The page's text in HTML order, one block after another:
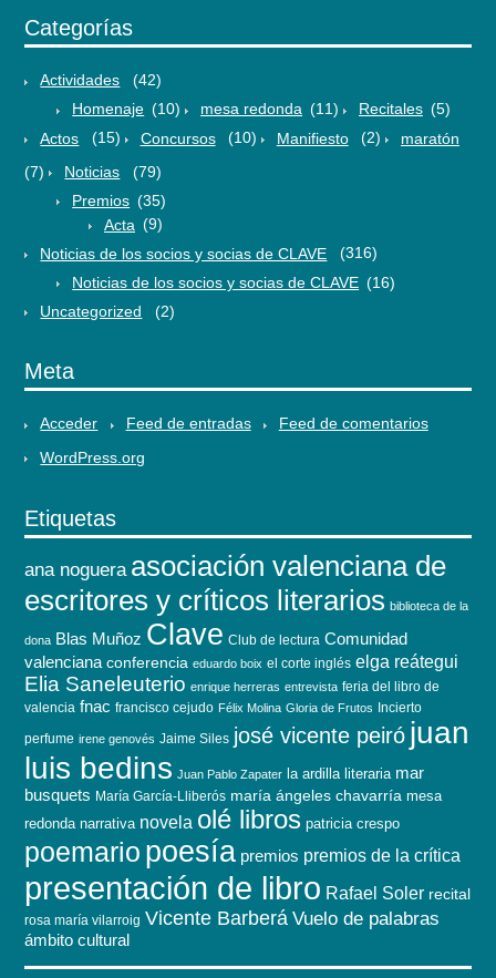
Categorías
Actividades
(42)
Homenaje (10) mesa redonda (11) Recitales (5)
Actos
(15) Concursos (10) Manifiesto (2)
maratón
(7)
Noticias
(79)
Premios (35)
Acta (9)
Noticias de los socios y socias de CLAVE
(316)
Noticias de los socios y socias de CLAVE (16)
Uncategorized
(2)
Meta
Acceder Feed de entradas
Feed de comentarios
WordPress.org
Etiquetas
ana noguera asociación valenciana de
escritores y críticos literarios biblioteca de la
dona Blas Muñoz Clave Club de lectura Comunidad
valenciana conferencia eduardo boix el corte inglés elga reátegui
Elia Saneleuterio enrique herreras entrevista feria del libro de
valencia fnac francisco cejudo Félix Molina Gloria de Frutos Incierto
perfume irene genovés Jaime Siles josé vicente peiró juan
luis bedins Juan Pablo Zapater la ardilla literaria mar
busquets María García-Lliberós maría ángeles chavarría mesa
redonda narrativa novela olé libros patricia crespo
poemario poesía premios premios de la crítica
presentación de libro Rafael Soler recital
rosa maría vilarroig Vicente Barberá Vuelo de palabras
ámbito cultural